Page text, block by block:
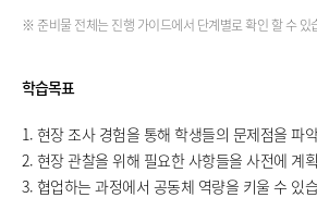
※ 준비물 전체는 진행 가이드에서 단계별로 확인 할 수 있
학습목표
1. 현장 조사 경험을 통해 학생들의 문제점을 파
2. 현장 관찰을 위해 필요한 사항들을 사전에 계
3. 협업하는 과정에서 공동체 역량을 키울 수 있